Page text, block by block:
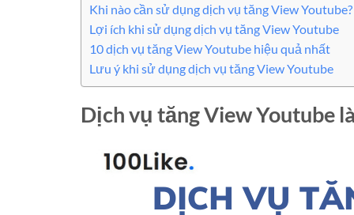
Khi nào cần sử dụng dịch vụ tăng View Youtube?
Lợi ích khi sử dụng dịch vụ tăng View Youtube
10 dịch vụ tăng View Youtube hiệu quả nhất
Lưu ý khi sử dụng dịch vụ tăng View Youtube
Dịch vụ tăng View Youtube